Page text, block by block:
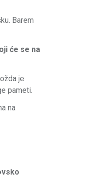
Barem
će se na
je
pameti.
na